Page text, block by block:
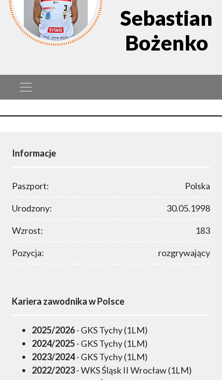
Sebastian
Bożenko
Informacje
Paszport: Polska
Urodzony: 30.05.1998
Wzrost: 183
Pozycja: rozgrywający
Kariera zawodnika w Polsce
2025/2026- GKS Tychy (1LM)
2024/2025- GKS Tychy (1LM)
2023/2024- GKS Tychy (1LM)
2022/2023- WKS Śląsk II Wrocław (1LM)